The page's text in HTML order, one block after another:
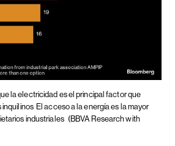
la electricidad es el principal factor que
inquilinos El acceso a la energía es la mayor
industriales (BBVA Research with